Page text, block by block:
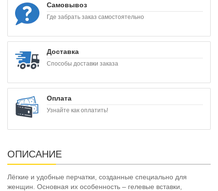
Самовывоз
Где забрать заказ самостоятельно
Доставка
Способы доставки заказа
Оплата
Узнайте как оплатить!
ОПИСАНИЕ
Лёгкие и удобные перчатки, созданные специально для
женщин. Основная их особенность – гелевые вставки,